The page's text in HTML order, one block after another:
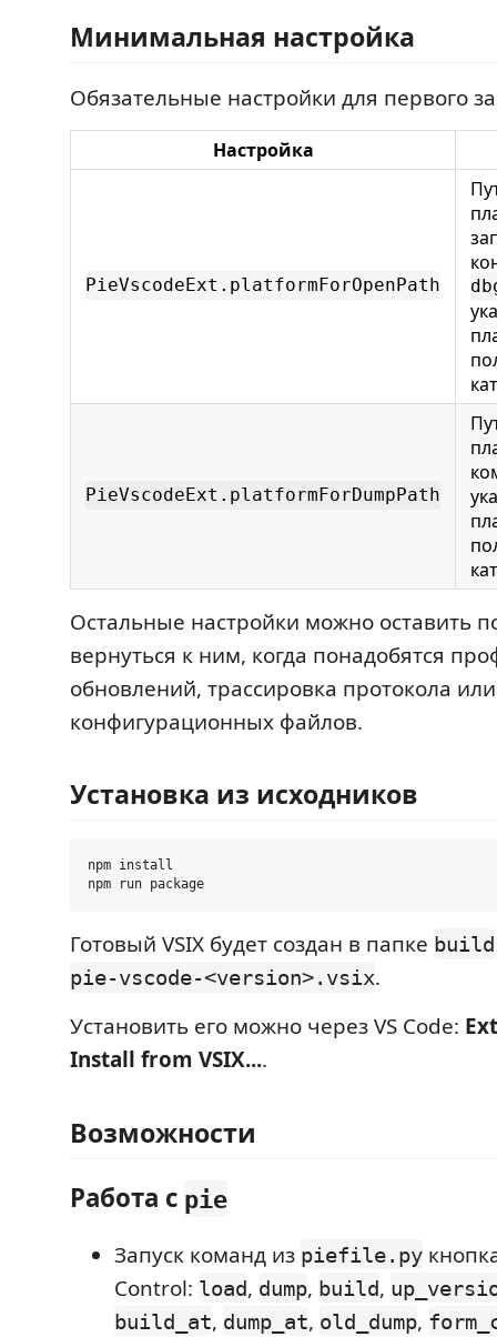
Минимальная настройка
Обязательные настройки для первого
Настройка
PieVscodeExt.platformForOpenPath
PieVscodeExt.platformForDumpPath
Остальные настройки можно оставить
вернуться к ним, когда понадобятся
обновлений, трассировка протокола
конфигурационных файлов.
Установка из исходников
npm install
Готовый VSIX будет создан в папке build
pie-vscode-<version>.vsix.
Установить его можно через VS Code:
Install from VSIX....
Возможности
Работа с pie
Запуск команд из piefile.py
Control: load, dump, build,
build_at, dump_at, old_dump,